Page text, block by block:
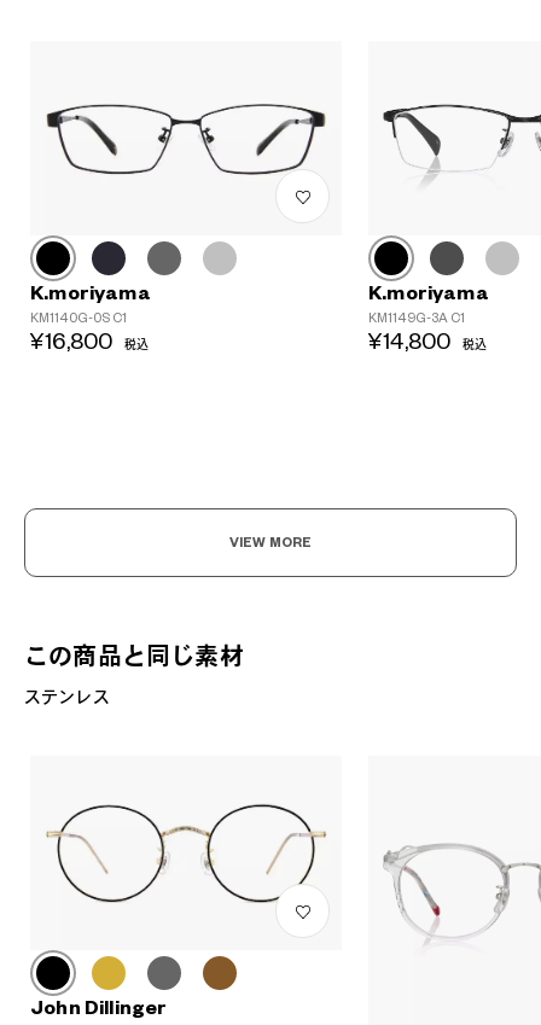
K.moriyama
KM1140G-0S C1
¥16,800 税込
K.moriyama
KM1149G-3A C1
¥14,800 税込
VIEW MORE
この商品と同じ素材
ステンレス
John Dillinger